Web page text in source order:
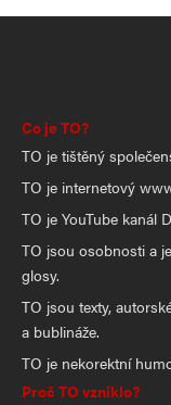
Co je TO?
TO je tištěný
TO je internetový
TO je YouTube kanál
TO jsou osobnosti a
glosy.
TO jsou texty,
a bublináže.
TO je nekorektní
Proč TO vzniklo?